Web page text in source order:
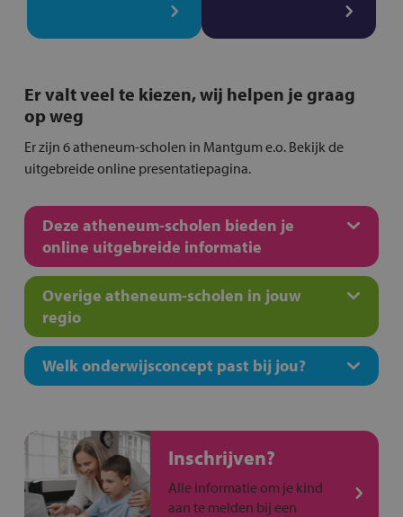
Er valt veel te kiezen, wij helpen je graag
op weg
Er zijn 6 atheneum-scholen in Mantgum e.o. Bekijk de
uitgebreide online presentatiepagina.
Deze atheneum-scholen bieden je
online uitgebreide informatie
Overige atheneum-scholen in jouw
regio
Welk onderwijsconcept past bij jou?
Inschrijven?
Alle informatie om je kind
aan te melden bij een